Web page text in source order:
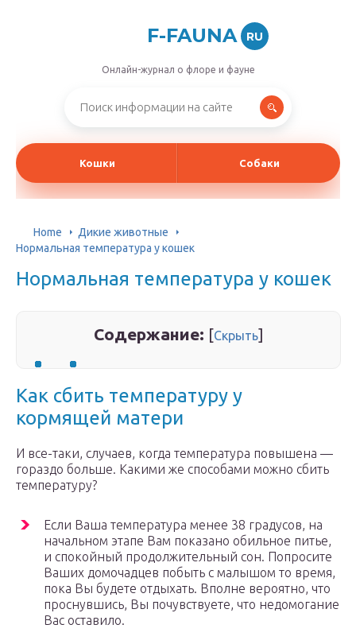
F-FAUNA RU
Онлайн-журнал о флоре и фауне
Кошки Собаки
Home
Дикие животные
Нормальная температура у кошек
Нормальная температура у кошек
Содержание: [Скрыть]
Как сбить температуру у
кормящей матери
И все-таки, случаев, когда температура повышена —
гораздо больше. Какими же способами можно сбить
температуру?
Если Ваша температура менее 38 градусов, на
начальном этапе Вам показано обильное питье,
и спокойный продолжительный сон. Попросите
Ваших домочадцев побыть с малышом то время,
пока Вы будете отдыхать. Вполне вероятно, что
проснувшись, Вы почувствуете, что недомогание
Вас оставило.